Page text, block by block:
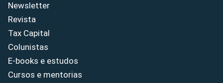
Newsletter
Revista
Tax Capital
Colunistas
E-books e estudos
Cursos e mentorias